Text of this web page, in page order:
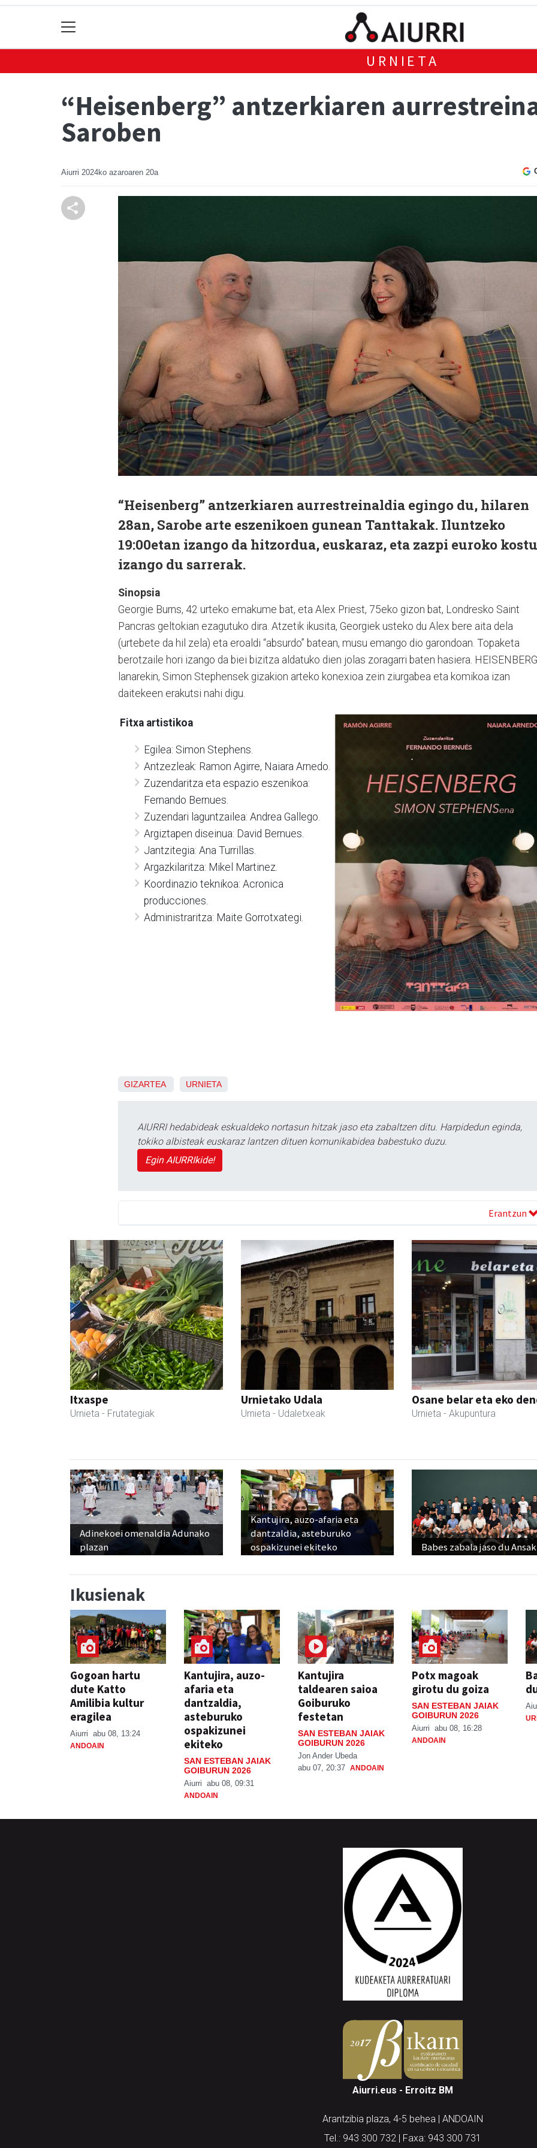
URNIETA
“Heisenberg” antzerkiaren
Saroben
Aiurri 2024ko azaroaren 20a
“Heisenberg” antzerkiaren aurrestreinaldia egingo du, hilaren
28an, Sarobe arte eszenikoen gunean Tanttakak. Iluntzeko
19:00etan izango da hitzordua, euskaraz, eta zazpi euroko
izango du sarrerak.
Sinopsia
Georgie Burns, 42 urteko emakume bat, eta Alex Priest, 75eko gizon bat, Londresko Saint
Pancras geltokian ezagutuko dira. Atzetik ikusita, Georgiek usteko du Alex bere aita dela
(urtebete da hil zela) eta eroaldi “absurdo” batean, musu emango dio garondoan. Topaketa
berotzaile hori izango da biei bizitza aldatuko dien jolas zoragarri baten hasiera. HEISENBERG
lanarekin, Simon Stephensek gizakion arteko konexioa zein ziurgabea eta komikoa izan
daitekeen erakutsi nahi digu.
Fitxa artistikoa
Egilea: Simon Stephens.
Antzezleak: Ramon Agirre, Naiara Arnedo.
Zuzendaritza eta espazio eszenikoa:
Fernando Bernues.
Zuzendari laguntzailea: Andrea Gallego.
Argiztapen diseinua: David Bernues.
Jantzitegia: Ana Turrillas.
Argazkilaritza: Mikel Martinez.
Koordinazio teknikoa: Acronica
producciones.
Administraritza: Maite Gorrotxategi.
GIZARTEA URNIETA
AIURRI hedabideak eskualdeko nortasun hitzak jaso eta zabaltzen ditu. Harpidedun eginda,
tokiko albisteak euskaraz lantzen dituen komunikabidea babestuko duzu.
Egin AIURRIkide!
Erantzun
Itxaspe
Urnieta - Frutategiak
Urnietako Udala
Urnieta - Udaletxeak
Osane belar eta eko
Urnieta - Akupuntura
Adinekoei omenaldia Adunako
plazan
Kantujira, auzo-afaria eta
dantzaldia, asteburuko
ospakizunei ekiteko
Babes zabala jaso du Ansak
Ikusienak
Gogoan hartu
dute Katto
Amilibia kultur
eragilea
Aiurri abu 08, 13:24
ANDOAIN
Kantujira, auzo-
afaria eta
dantzaldia,
asteburuko
ospakizunei
ekiteko
SAN ESTEBAN JAIAK
GOIBURUN 2026
Aiurri abu 08, 09:31
ANDOAIN
Kantujira
taldearen saioa
Goiburuko
festetan
SAN ESTEBAN JAIAK
GOIBURUN 2026
Jon Ander Ubeda
abu 07, 20:37 ANDOAIN
Potx magoak
girotu du goiza
SAN ESTEBAN JAIAK
GOIBURUN 2026
Aiurri abu 08, 16:28
ANDOAIN
Aiurri.eus - Erroitz BM
Arantzibia plaza, 4-5 behea | ANDOAIN
Tel.: 943 300 732 | Faxa: 943 300 731